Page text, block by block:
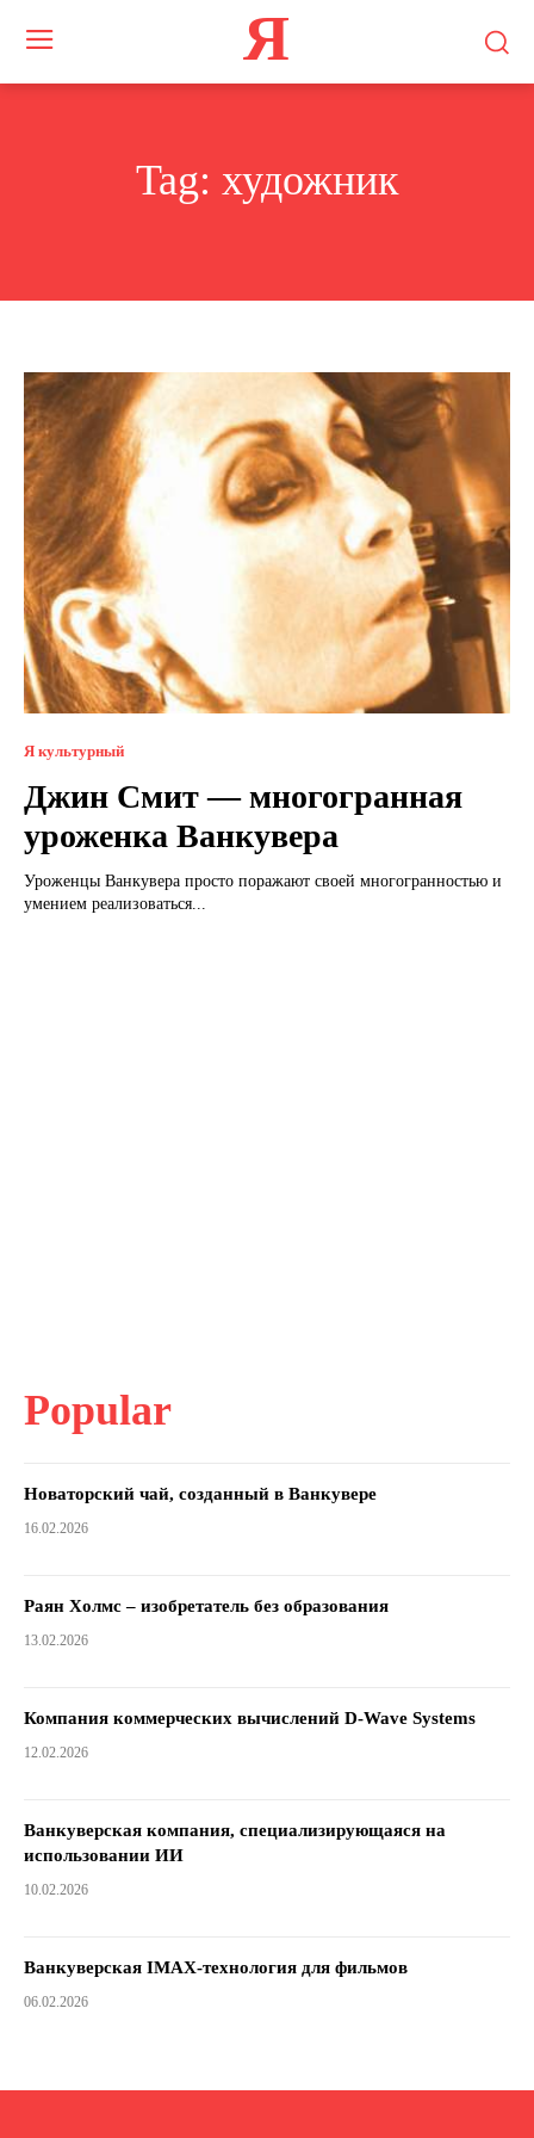
Я
Tag: художник
Я культурный
Джин Смит — многогранная
уроженка Ванкувера
Уроженцы Ванкувера просто поражают своей многогранностью и
умением реализоваться...
Popular
Новаторский чай, созданный в Ванкувере
16.02.2026
Раян Холмс – изобретатель без образования
13.02.2026
Компания коммерческих вычислений D-Wave Systems
12.02.2026
Ванкуверская компания, специализирующаяся на
использовании ИИ
10.02.2026
Ванкуверская IMAX-технология для фильмов
06.02.2026